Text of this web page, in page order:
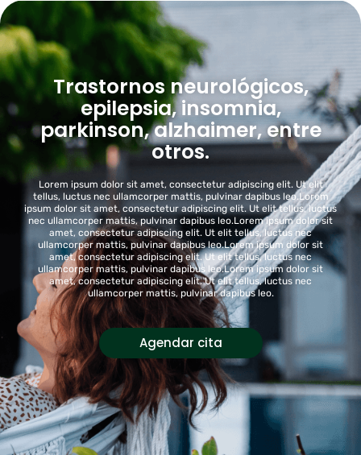
Trastornos neurológicos,
epilepsia, insomnia,
parkinson, alzhaimer, entre
otros.
Lorem ipsum dolor sit amet, consectetur adipiscing elit. Ut elit
tellus, luctus nec ullamcorper mattis, pulvinar dapibus leo.Lorem
ipsum dolor sit amet, consectetur adipiscing elit. Ut elit tellus, luctus
nec ullamcorper mattis, pulvinar dapibus leo.Lorem ipsum dolor sit
amet, consectetur adipiscing elit. Ut elit tellus, luctus nec
ullamcorper mattis, pulvinar dapibus leo.Lorem ipsum dolor sit
amet, consectetur adipiscing elit. Ut elit tellus, luctus nec
ullamcorper mattis, pulvinar dapibus leo.Lorem ipsum dolor sit
amet, consectetur adipiscing elit. Ut elit tellus, luctus nec
ullamcorper mattis, pulvinar dapibus leo.
Agendar cita